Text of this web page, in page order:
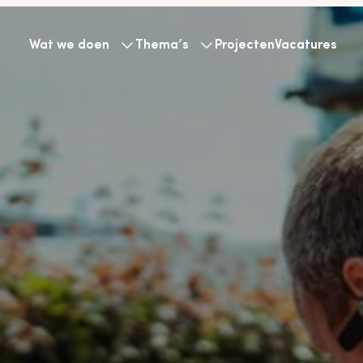
Wat we doen Thema’s ProjectenVacatures